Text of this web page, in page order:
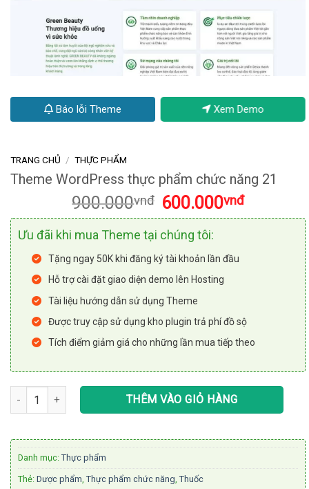
Báo lỗi Theme Xem Demo
TRANG CHỦ / THỰC PHẨM
Theme WordPress thực phẩm chức năng 21
900.000vnđ Giá
gốc
900.000vnđ.
600.000vnđGiá
Ưu đãi khi mua Theme tại chúng tôi:
Tặng ngay 50K khi đăng ký tài khoản lần đầu
Hỗ trợ cài đặt giao diện demo lên Hosting
Tài liệu hướng dẫn sử dụng Theme
Được truy cập sử dụng kho plugin trả phí đồ sộ
Tích điểm giảm giá cho những lần mua tiếp theo
Theme WordPress thực phẩm chức năng 21 số lượng
THÊM VÀO GIỎ HÀNG
Danh mục: Thực phẩm
Thẻ: Dược phẩm, Thực phẩm chức năng, Thuốc